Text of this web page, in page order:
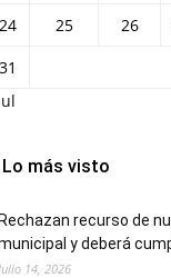
25 26
Lo más visto
recurso de
y deberá
14, 2026